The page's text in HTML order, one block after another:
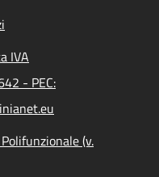
IVA
- PEC:
(v.